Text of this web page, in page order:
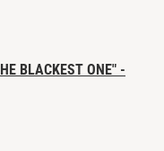
BLACKEST ONE" -